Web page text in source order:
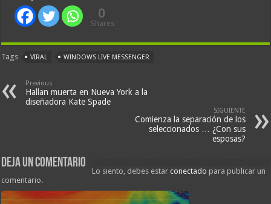
0
Shares
Tags VIRAL WINDOWS LIVE MESSENGER
Previous
Hallan muerta en Nueva York a la
diseñadora Kate Spade
SIGUIENTE
Comienza la separación de los
seleccionados … ¿Con sus
esposas?
Deja un comentario
Lo siento, debes estarconectado para publicar un
comentario.